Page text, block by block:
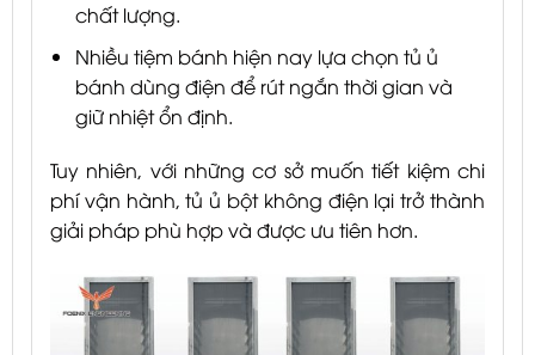
chất lượng.
Nhiều tiệm bánh hiện nay lựa chọn tủ ủ
bánh dùng điện để rút ngắn thời gian và
giữ nhiệt ổn định.
Tuy nhiên, với những cơ sở muốn tiết kiệm chi
phí vận hành, tủ ủ bột không điện lại trở thành
giải pháp phù hợp và được ưu tiên hơn.